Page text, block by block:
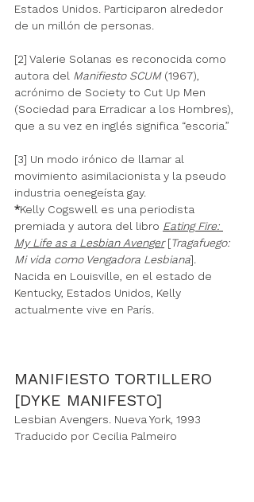
Estados Unidos. Participaron alrededor
de un millón de personas.
[2] Valerie Solanas es reconocida como
autora del Manifiesto SCUM (1967),
acrónimo de Society to Cut Up Men
(Sociedad para Erradicar a los Hombres),
que a su vez en inglés significa “escoria.”
[3] Un modo irónico de llamar al
movimiento asimilacionista y la pseudo
industria oenegeísta gay.
*Kelly Cogswell es una periodista
premiada y autora del libro Eating Fire:
My Life as a Lesbian Avenger [Tragafuego:
Mi vida como Vengadora Lesbiana].
Nacida en Louisville, en el estado de
Kentucky, Estados Unidos, Kelly
actualmente vive en París.
MANIFIESTO TORTILLERO
[DYKE MANIFESTO]
Lesbian Avengers. Nueva York, 1993
Traducido por Cecilia Palmeiro